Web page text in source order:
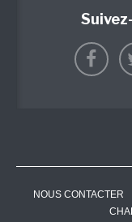
NOUS CONTACTER